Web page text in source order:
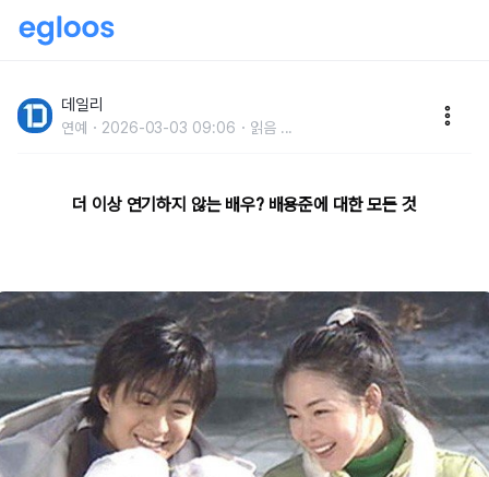
할까?데일리
연예 2026-03-03 09:06 읽음 ...
더 이상 연기하지 않는 배우? 배용준에 대한 모든 것